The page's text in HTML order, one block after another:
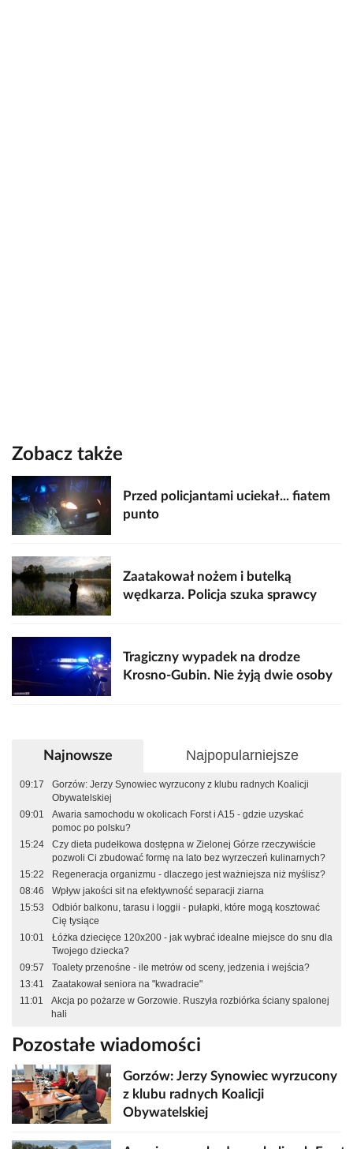
Zobacz także
Przed policjantami uciekał... fiatem
punto
Zaatakował nożem i butelką
wędkarza. Policja szuka sprawcy
Tragiczny wypadek na drodze
Krosno-Gubin. Nie żyją dwie osoby
Najnowsze Najpopularniejsze
09:17
Gorzów: Jerzy Synowiec wyrzucony z klubu radnych Koalicji
Obywatelskiej
09:01
Awaria samochodu w okolicach Forst i A15 - gdzie uzyskać
pomoc po polsku?
15:24
Czy dieta pudełkowa dostępna w Zielonej Górze rzeczywiście
pozwoli Ci zbudować formę na lato bez wyrzeczeń kulinarnych?
15:22
Regeneracja organizmu - dlaczego jest ważniejsza niż myślisz?
08:46
Wpływ jakości sit na efektywność separacji ziarna
15:53
Odbiór balkonu, tarasu i loggii - pułapki, które mogą kosztować
Cię tysiące
10:01
Łóżka dziecięce 120x200 - jak wybrać idealne miejsce do snu dla
Twojego dziecka?
09:57
Toalety przenośne - ile metrów od sceny, jedzenia i wejścia?
13:41
Zaatakował seniora na "kwadracie"
11:01
Akcja po pożarze w Gorzowie. Ruszyła rozbiórka ściany spalonej
hali
Pozostałe wiadomości
Gorzów: Jerzy Synowiec wyrzucony
z klubu radnych Koalicji
Obywatelskiej